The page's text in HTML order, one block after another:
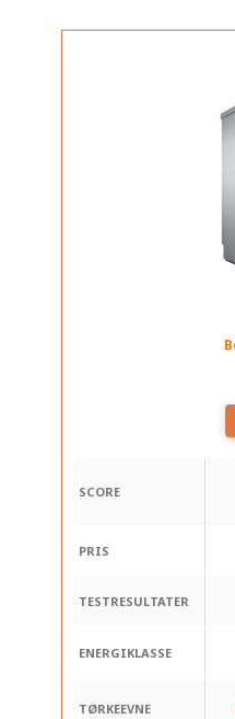
SCORE
PRIS
TESTRESULTATER
ENERGIKLASSE
TØRKEEVNE